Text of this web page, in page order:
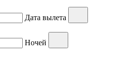
Дата вылета
Ночей